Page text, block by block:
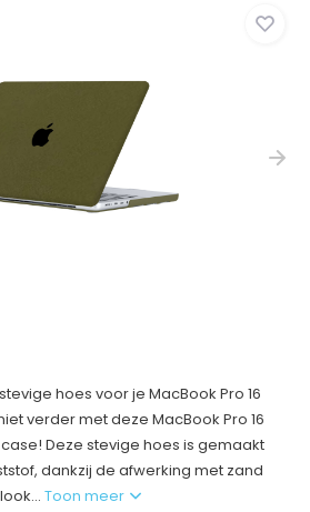
hoes voor je MacBook Pro 16
verder met deze MacBook Pro 16
Deze stevige hoes is gemaakt
dankzij de afwerking met zand
Toon meer